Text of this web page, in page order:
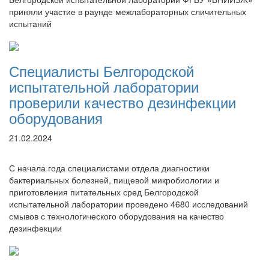
приняли участие в раунде межлабораторных сличительных
испытаний
Специалисты Белгородской
испытательной лаборатории
проверили качество дезинфекции
оборудования
21.02.2024
С начала года специалистами отдела диагностики
бактериальных болезней, пищевой микробиологии и
приготовления питательных сред Белгородской
испытательной лаборатории проведено 4680 исследований
смывов с технологического оборудования на качество
дезинфекции